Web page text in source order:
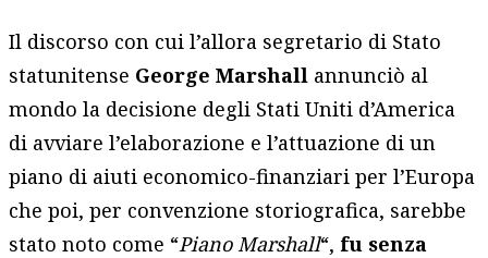
Il discorso con cui l’allora segretario di Stato
statunitense George Marshall annunciò al
mondo la decisione degli Stati Uniti d’America
di avviare l’elaborazione e l’attuazione di un
piano di aiuti economico-finanziari per l’Europa
che poi, per convenzione storiografica, sarebbe
stato noto come “Piano Marshall“, fu senza